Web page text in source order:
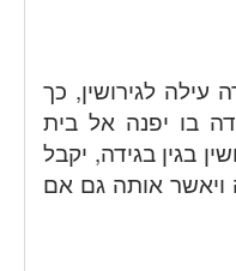
עילה לגירושין, כך
בו יפנה אל בית
בגין בגידה, יקבל
ויאשר אותה גם אם